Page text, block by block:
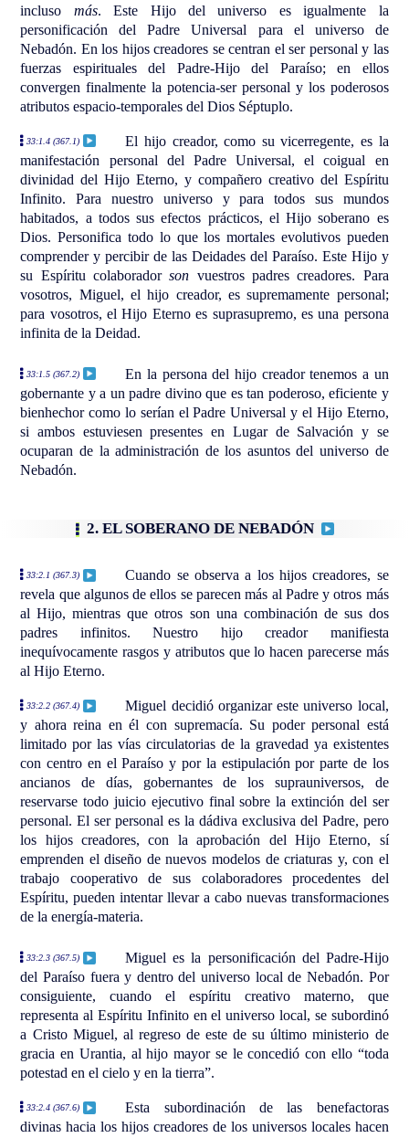
incluso más. Este Hijo del universo es igualmente la
personificación del Padre Universal para el universo de
Nebadón. En los hijos creadores se centran el ser personal y las
fuerzas espirituales del Padre-Hijo del Paraíso; en ellos
convergen finalmente la potencia-ser personal y los poderosos
atributos espacio-temporales del Dios Séptuplo.
33:1.4 (367.1)
El hijo creador, como su vicerregente, es la
manifestación personal del Padre Universal, el coigual en
divinidad del Hijo Eterno, y compañero creativo del Espíritu
Infinito. Para nuestro universo y para todos sus mundos
habitados, a todos sus efectos prácticos, el Hijo soberano es
Dios. Personifica todo lo que los mortales evolutivos pueden
comprender y percibir de las Deidades del Paraíso. Este Hijo y
su Espíritu colaboradorson vuestros padres creadores. Para
vosotros, Miguel, el hijo creador, es supremamente personal;
para vosotros, el Hijo Eterno es suprasupremo, es una persona
infinita de la Deidad.
33:1.5 (367.2)
En la persona del hijo creador tenemos a un
gobernante y a un padre divino que es tan poderoso, eficiente y
bienhechor como lo serían el Padre Universal y el Hijo Eterno,
si ambos estuviesen presentes en Lugar de Salvación y se
ocuparan de la administración de los asuntos del universo de
Nebadón.
2. EL SOBERANO DE NEBADÓN
33:2.1 (367.3)
Cuando se observa a los hijos creadores, se
revela que algunos de ellos se parecen más al Padre y otros más
al Hijo, mientras que otros son una combinación de sus dos
padres infinitos. Nuestro hijo creador manifiesta
inequívocamente rasgos y atributos que lo hacen parecerse más
al Hijo Eterno.
33:2.2 (367.4)
Miguel decidió organizar este universo local,
y ahora reina en él con supremacía. Su poder personal está
limitado por las vías circulatorias de la gravedad ya existentes
con centro en el Paraíso y por la estipulación por parte de los
ancianos de días, gobernantes de los suprauniversos, de
reservarse todo juicio ejecutivo final sobre la extinción del ser
personal. El ser personal es la dádiva exclusiva del Padre, pero
los hijos creadores, con la aprobación del Hijo Eterno, sí
emprenden el diseño de nuevos modelos de criaturas y, con el
trabajo cooperativo de sus colaboradores procedentes del
Espíritu, pueden intentar llevar a cabo nuevas transformaciones
de la energía-materia.
33:2.3 (367.5)
Miguel es la personificación del Padre-Hijo
del Paraíso fuera y dentro del universo local de Nebadón. Por
consiguiente, cuando el espíritu creativo materno, que
representa al Espíritu Infinito en el universo local, se subordinó
a Cristo Miguel, al regreso de este de su último ministerio de
gracia en Urantia, al hijo mayor se le concedió con ello “toda
potestad en el cielo y en la tierra”.
33:2.4 (367.6)
Esta subordinación de las benefactoras
divinas hacia los hijos creadores de los universos locales hacen